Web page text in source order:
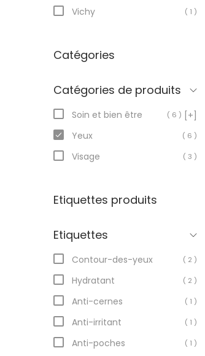
Vichy ( 1 )
Catégories
Catégories de produits
Soin et bien être ( 6 )
[+]
Yeux
( 6 )
Visage ( 3 )
Etiquettes produits
Etiquettes
Contour-des-yeux ( 2 )
Hydratant ( 2 )
Anti-cernes ( 1 )
Anti-irritant ( 1 )
Anti-poches ( 1 )